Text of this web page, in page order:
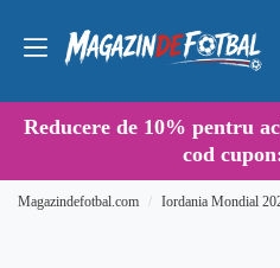
Reducere de 10% pentru
cod
Magazindefotbal.com Iordania Mondial